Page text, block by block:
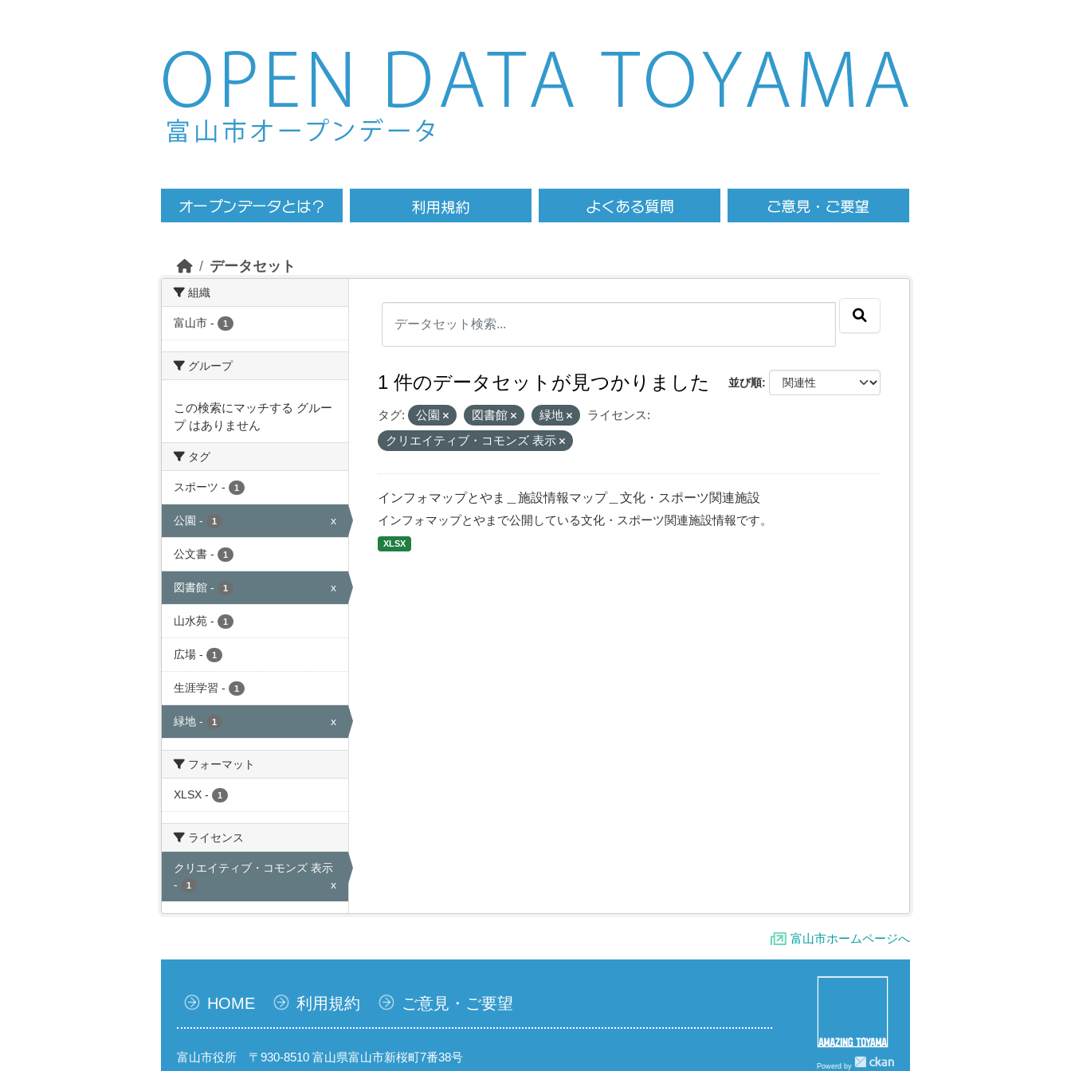
Skip to main content
データセット
組織
富山市 - 1
グループ
この検索にマッチする グルー
プ はありません
タグ
スポーツ - 1
公園 - 1 x
公文書 - 1
図書館 - 1 x
山水苑 - 1
広場 - 1
生涯学習 - 1
緑地 - 1 x
フォーマット
XLSX - 1
ライセンス
クリエイティブ・コモンズ 表示
-
1 x
並び順
1 件のデータセットが見つかりました
タグ: 公園 図書館 緑地
ライセンス:
クリエイティブ・コモンズ 表示
インフォマップとやま＿施設情報マップ＿文化・スポーツ関連施設
インフォマップとやまで公開している文化・スポーツ関連施設情報です。
XLSX
富山市ホームページへ
HOME 利用規約 ご意見・ご要望
富山市役所 〒930-8510 富山県富山市新桜町7番38号
Powerd by